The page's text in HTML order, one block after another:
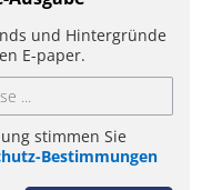
und Hintergründe
E-paper.
stimmen Sie
Bestimmungen